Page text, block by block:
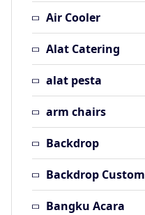
Air Cooler
Alat Catering
alat pesta
arm chairs
Backdrop
Backdrop Custom
Bangku Acara